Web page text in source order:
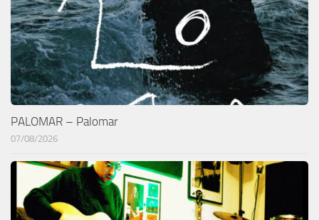
PALOMAR – Palomar
07/08/2026